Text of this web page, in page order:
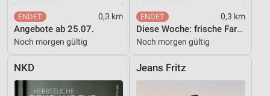
0,3 km
Angebote ab 25.07.
Noch morgen gültig
0,3 km
Diese Woche: frische Farben und Prints für zu Hause.
Noch morgen gültig
NKD Jeans Fritz
Speichern von oder Zugriff auf Informationen
auf einem Endgerät
Verwendung reduzierter Daten zur Auswahl von
Erstellung von Profilen für personalisierte
Werbung